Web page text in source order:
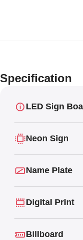
Specification
LED Sign
Neon Sign
Name Plate
Digital Print
Billboard